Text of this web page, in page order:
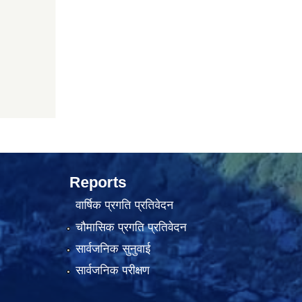
Reports
वार्षिक प्रगति प्रतिवेदन
चौमासिक प्रगति प्रतिवेदन
सार्वजनिक सुनुवाई
सार्वजनिक परीक्षण